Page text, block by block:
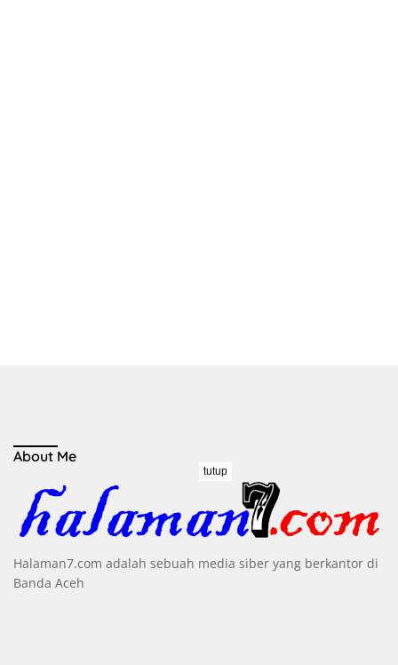
About Me
Halaman7.com adalah sebuah media siber yang berkantor di
Banda Aceh
tutup